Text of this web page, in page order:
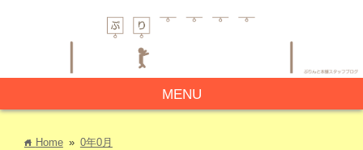
MENU
home Home » 0年0月